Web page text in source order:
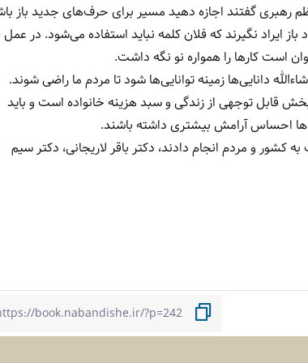
رهبری گفتند اجازه دهید مسیر برای حرف‌های جدید باز
نگیرند که فلان کلمه نباید استفاده می‌شود. در عمل
است کارها را همواره نو نگه داشت.
دانایی‌ها زمینه توانایی‌ها شود تا مردم ما راضی شوند.
قابل توجهی از زندگی و سبد هزینه خانواده است و باید
احساس آرامش بیشتری داشته باشند.‌
و مردم انجام دادند، دکتر باقر لاریجانی، دکتر سیم